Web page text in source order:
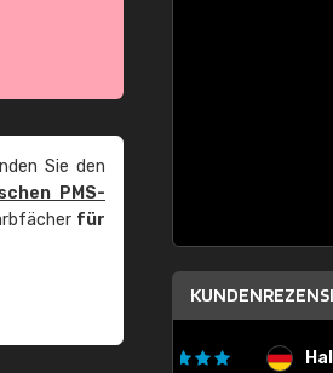
Sie den
PMS-
für
Halbert